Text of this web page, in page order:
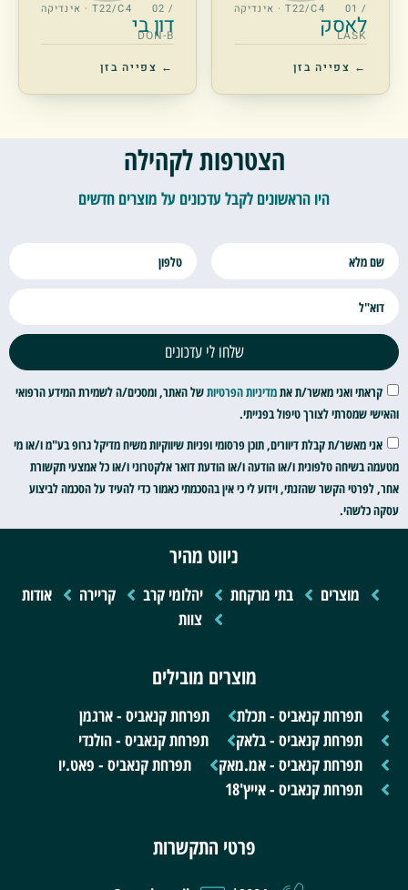
/ 01 T22/C4 · אינדיקה
לאסק
LASK
← צפייה בזן
/ 02 T22/C4 · אינדיקה
דון בי
DON-B
← צפייה בזן
הצטרפות לקהילה
היו הראשונים לקבל עדכונים על מוצרים חדשים
קראתי ואני מאשר/ת אתמדיניות הפרטיותשל האתר, ומסכים/ה לשמירת המידע הרפואי
והאישי שמסרתי לצורך טיפול בפנייתי.
אני מאשר/ת קבלת דיוורים, תוכן פרסומי ופניות שיווקיות משיח מדיקל גרופ בע"מ ו/או מי
מטעמה בשיחה טלפונית ו/או הודעה ו/או הודעת דואר אלקטרוני ו/או כל אמצעי תקשורת
אחר, לפרטי הקשר שהזנתי, וידוע לי כי אין בהסכמתי כאמור כדי להעיד על הסכמה לביצוע
עסקה כלשהי.
שלחו לי עדכונים
ניווט מהיר
מוצרים בתי מרקחת יהלומי קרב קריירה
אודות
צוות
מוצרים מובילים
תפרחת קנאביס - תכלת
תפרחת קנאביס - ארגמן
תפרחת קנאביס - בלאק
תפרחת קנאביס - הולנדי
תפרחת קנאביס - אמ.מאק
תפרחת קנאביס - פאט.יו
תפרחת קנאביס - אייץ'18
פרטי התקשרות